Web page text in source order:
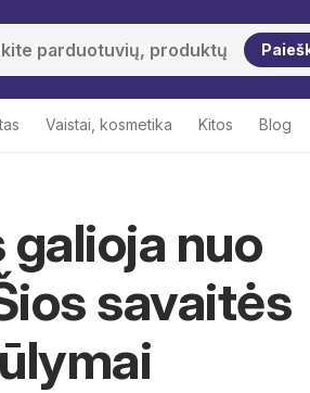
Vaistai, kosmetika Kitos Blog
nuo
savaitės